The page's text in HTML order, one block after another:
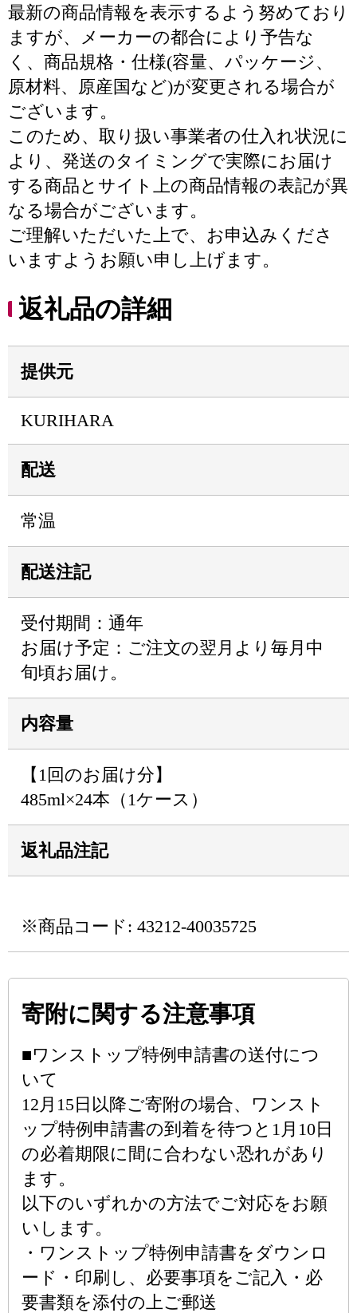
最新の商品情報を表示するよう努めており
ますが、メーカーの都合により予告な
く、商品規格・仕様(容量、パッケージ、
原材料、原産国など)が変更される場合が
ございます。
このため、取り扱い事業者の仕入れ状況に
より、発送のタイミングで実際にお届け
する商品とサイト上の商品情報の表記が異
なる場合がございます。
ご理解いただいた上で、お申込みくださ
いますようお願い申し上げます。
返礼品の詳細
提供元
KURIHARA
配送
常温
配送注記
受付期間：通年
お届け予定：ご注文の翌月より毎月中
旬頃お届け。
内容量
【1回のお届け分】
485ml×24本（1ケース）
返礼品注記
※商品コード: 43212-40035725
寄附に関する注意事項
■ワンストップ特例申請書の送付につ
いて
12月15日以降ご寄附の場合、ワンスト
ップ特例申請書の到着を待つと1月10日
の必着期限に間に合わない恐れがあり
ます。
以下のいずれかの方法でご対応をお願
いします。
・ワンストップ特例申請書をダウンロ
ード・印刷し、必要事項をご記入・必
要書類を添付の上ご郵送